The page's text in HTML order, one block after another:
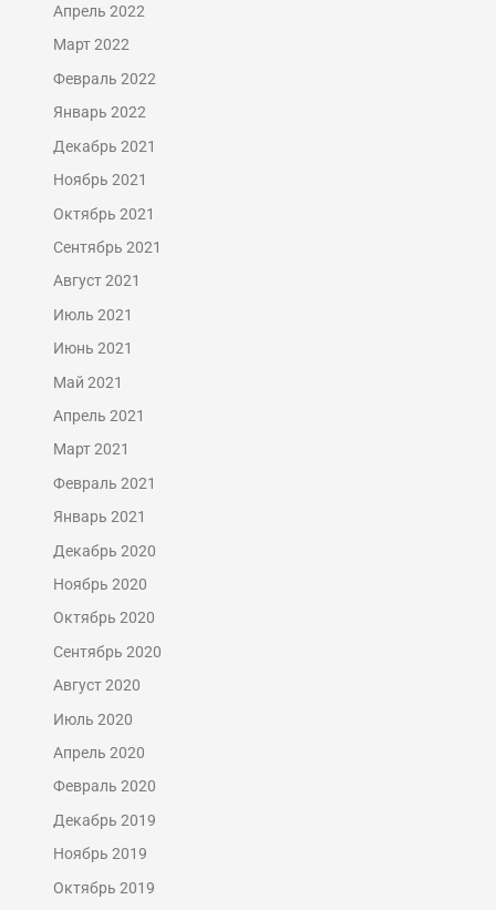
Апрель 2022
Март 2022
Февраль 2022
Январь 2022
Декабрь 2021
Ноябрь 2021
Октябрь 2021
Сентябрь 2021
Август 2021
Июль 2021
Июнь 2021
Май 2021
Апрель 2021
Март 2021
Февраль 2021
Январь 2021
Декабрь 2020
Ноябрь 2020
Октябрь 2020
Сентябрь 2020
Август 2020
Июль 2020
Апрель 2020
Февраль 2020
Декабрь 2019
Ноябрь 2019
Октябрь 2019